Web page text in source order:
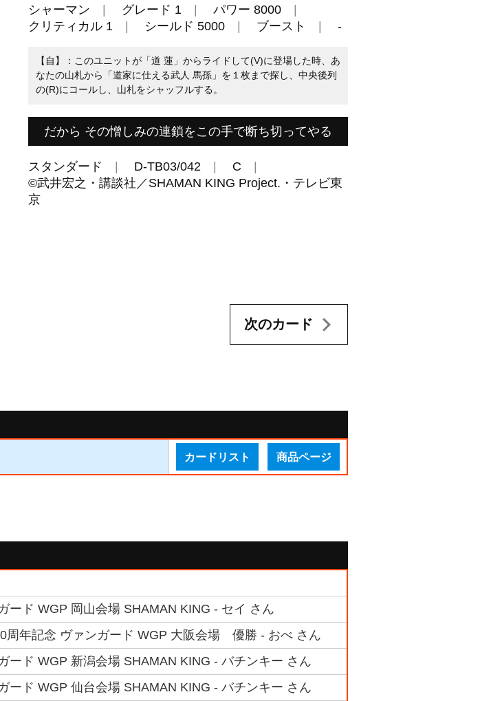
シャーマン
グレード 1
パワー 8000
クリティカル 1
シールド 5000 ブースト -
【自】：このユニットが「道 蓮」からライドして(V)に登場した時、あ
なたの山札から「道家に仕える武人 馬孫」を１枚まで探し、中央後列
の(R)にコールし、山札をシャッフルする。
だから その憎しみの連鎖をこの手で断ち切ってやる
スタンダード D-TB03/042
C
©武井宏之・講談社／SHAMAN KING Project.・テレビ東
京
次のカード
カードリスト 商品ページ
ード WGP 岡山会場 SHAMAN KING - セイ さん
周年記念 ヴァンガード WGP 大阪会場 優勝 - おべ さん
ード WGP 新潟会場 SHAMAN KING - バチンキー さん
ード WGP 仙台会場 SHAMAN KING - バチンキー さん